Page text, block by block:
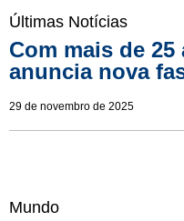
Últimas Notícias
Com mais de
anuncia nova
29 de novembro de 2025
Mundo